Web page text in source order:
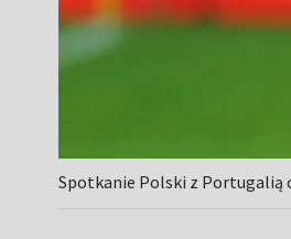
Spotkanie Polski z Portugalią